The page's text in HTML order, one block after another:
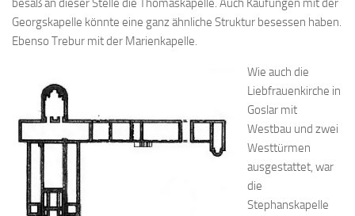
besaß an dieser Stelle die Thomaskapelle. Auch Kaufungen mit der
Georgskapelle könnte eine ganz ähnliche Struktur besessen haben.
Ebenso Trebur mit der Marienkapelle.
Wie auch die
Liebfrauenkirche in
Goslar mit
Westbau und zwei
Westtürmen
ausgestattet, war
die
Stephanskapelle